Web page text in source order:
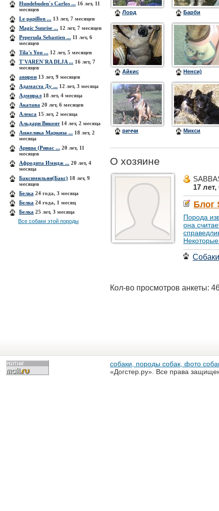
Hundebuden`s Carlos ... 16 лет, 11
месяцев
Le papillon ... 13 лет, 7 месяцев
Magic Sunrise ... 12 лет, 7 месяцев
Peperuda Sebastien ... 11 лет, 6
месяцев
Tila's You ... 12 лет, 5 месяцев
T`VAREN`RA DLJA ... 16 лет, 7
месяцев
авирон 13 лет, 9 месяцев
Адамаста Ду ... 12 лет, 3 месяца
Адмирал 18 лет, 4 месяца
Акатава 20 лет, 6 месяцев
Алекса 15 лет, 2 месяца
Альдари Виконт14 лет, 2 месяца
Анжелика Маркиза ... 18 лет, 2
месяца
Ариша (Ривас ... 20 лет, 11
месяцев
Афродита Имидж ... 20 лет, 4
месяца
Баксимильян(Бакс) 18 лет, 9
месяцев
Белка 24 года, 3 месяца
Белка 24 года, 1 месяц
Белка 25 лет, 3 месяца
Все собаки этой породы
Лорд Барби
Айкис Ненси)
риччи Микси
О хозяине
17
Блог
Порода
она
Собаки
Кол-во просмотров анкеты:
собаки, породы собак, фото
«Догстер.ру». Все права